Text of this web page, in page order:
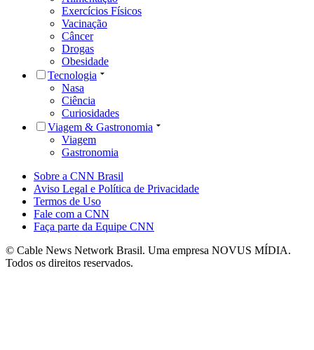
Exercícios Físicos
Vacinação
Câncer
Drogas
Obesidade
Tecnologia
Nasa
Ciência
Curiosidades
Viagem & Gastronomia
Viagem
Gastronomia
Sobre a CNN Brasil
Aviso Legal e Política de Privacidade
Termos de Uso
Fale com a CNN
Faça parte da Equipe CNN
© Cable News Network Brasil. Uma empresa NOVUS MÍDIA.
Todos os direitos reservados.